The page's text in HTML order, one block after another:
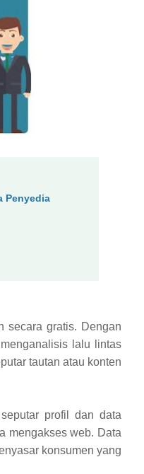
Penyedia
secara gratis. Dengan
lalu lintas
tautan atau konten
profil dan data
mengakses web. Data
konsumen yang